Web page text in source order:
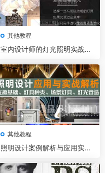
其他教程
室内设计师的灯光照明实战课
其他教程
照明设计案例解析与应用实战